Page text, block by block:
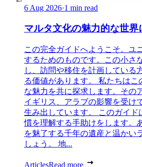
6 Aug 2026·1 min read
マルタ文化の魅力的な世界
この完全ガイドへようこそ。ユ
するためのものです。この小さ
し、訪問や移住を計画している
る価値があります。 私たちは
な魅力を共に探求します。その
イギリス、アラブの影響を受け
生み出しています。 このガイ
慣を理解する手助けをします。
を魅了する千年の遺産と温かい
しょう。 地...
ArticlesRead more